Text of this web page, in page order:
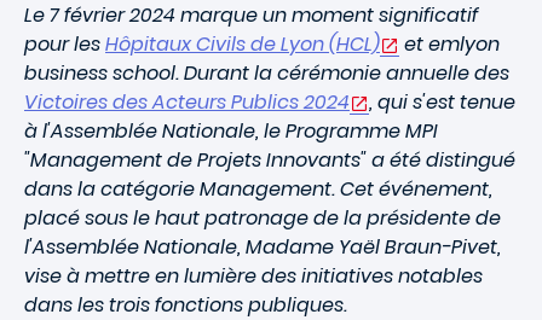
Le 7 février 2024 marque un moment significatif
pour lesHôpitaux Civils de Lyon (HCL)
et emlyon
business school. Durant la cérémonie annuelle des
Victoires des Acteurs Publics 2024
, qui s'est tenue
à l'Assemblée Nationale, le Programme MPI
"Management de Projets Innovants" a été distingué
dans la catégorie Management. Cet événement,
placé sous le haut patronage de la présidente de
l'Assemblée Nationale, Madame Yaël Braun-Pivet,
vise à mettre en lumière des initiatives notables
dans les trois fonctions publiques.